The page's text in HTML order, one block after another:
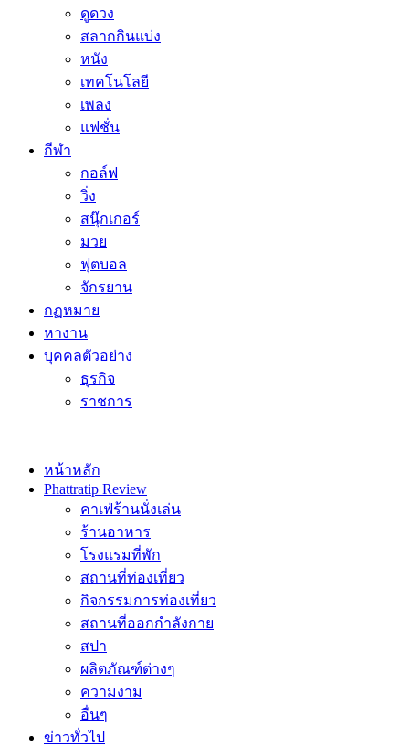
ดูดวง
สลากกินแบ่ง
หนัง
เทคโนโลยี
เพลง
แฟชั่น
กีฬา
กอล์ฟ
วิ่ง
สนุ๊กเกอร์
มวย
ฟุตบอล
จักรยาน
กฏหมาย
หางาน
บุคคลตัวอย่าง
ธุรกิจ
ราชการ
หน้าหลัก
Phattratip Review
คาเฟ่ร้านนั่งเล่น
ร้านอาหาร
โรงแรมที่พัก
สถานที่ท่องเที่ยว
กิจกรรมการท่องเที่ยว
สถานที่ออกกำลังกาย
สปา
ผลิตภัณฑ์ต่างๆ
ความงาม
อื่นๆ
ข่าวทั่วไป